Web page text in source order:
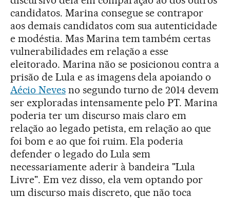
candidatos. Marina consegue se contrapor
aos demais candidatos com sua autenticidade
e modéstia. Mas Marina tem também certas
vulnerabilidades em relação a esse
eleitorado. Marina não se posicionou contra a
prisão de Lula e as imagens dela apoiando o
Aécio Nevesno segundo turno de 2014 devem
ser exploradas intensamente pelo PT. Marina
poderia ter um discurso mais claro em
relação ao legado petista, em relação ao que
foi bom e ao que foi ruim. Ela poderia
defender o legado do Lula sem
necessariamente aderir à bandeira "Lula
Livre". Em vez disso, ela vem optando por
um discurso mais discreto, que não toca